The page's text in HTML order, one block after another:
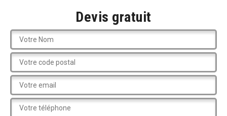
Devis gratuit